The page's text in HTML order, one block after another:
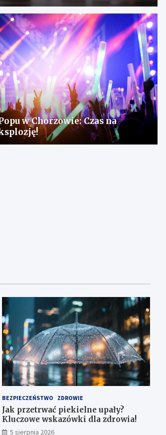
w Chorzowie: Czas na
BEZPIECZEŃSTWO ZDROWIE
Jak przetrwać piekielne upały?
Kluczowe wskazówki dla zdrowia!
5 sierpnia 2026